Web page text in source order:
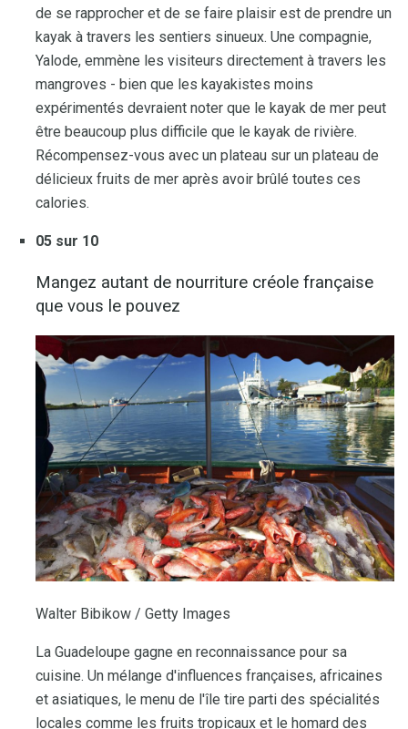
de se rapprocher et de se faire plaisir est de prendre un
kayak à travers les sentiers sinueux. Une compagnie,
Yalode, emmène les visiteurs directement à travers les
mangroves - bien que les kayakistes moins
expérimentés devraient noter que le kayak de mer peut
être beaucoup plus difficile que le kayak de rivière.
Récompensez-vous avec un plateau sur un plateau de
délicieux fruits de mer après avoir brûlé toutes ces
calories.
05 sur 10
Mangez autant de nourriture créole française
que vous le pouvez
Walter Bibikow / Getty Images
La Guadeloupe gagne en reconnaissance pour sa
cuisine. Un mélange d'influences françaises, africaines
et asiatiques, le menu de l'île tire parti des spécialités
locales comme les fruits tropicaux et le homard des